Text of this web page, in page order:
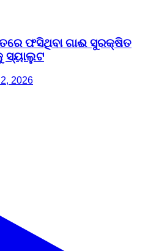
ଫସିଥିବା ଗାଈ ସୁରକ୍ଷିତ
ସ୍ୟାଲୁଟ
2026